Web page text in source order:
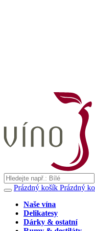
Prázdný košík Prázdný
Naše vína
Delikatesy
Dárky & ostatní